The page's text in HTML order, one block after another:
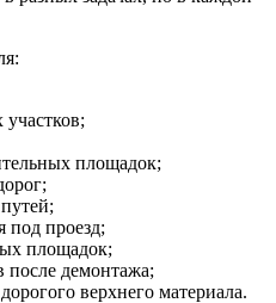
площадок;
под проезд;
площадок;
после демонтажа;
верхнего материала.